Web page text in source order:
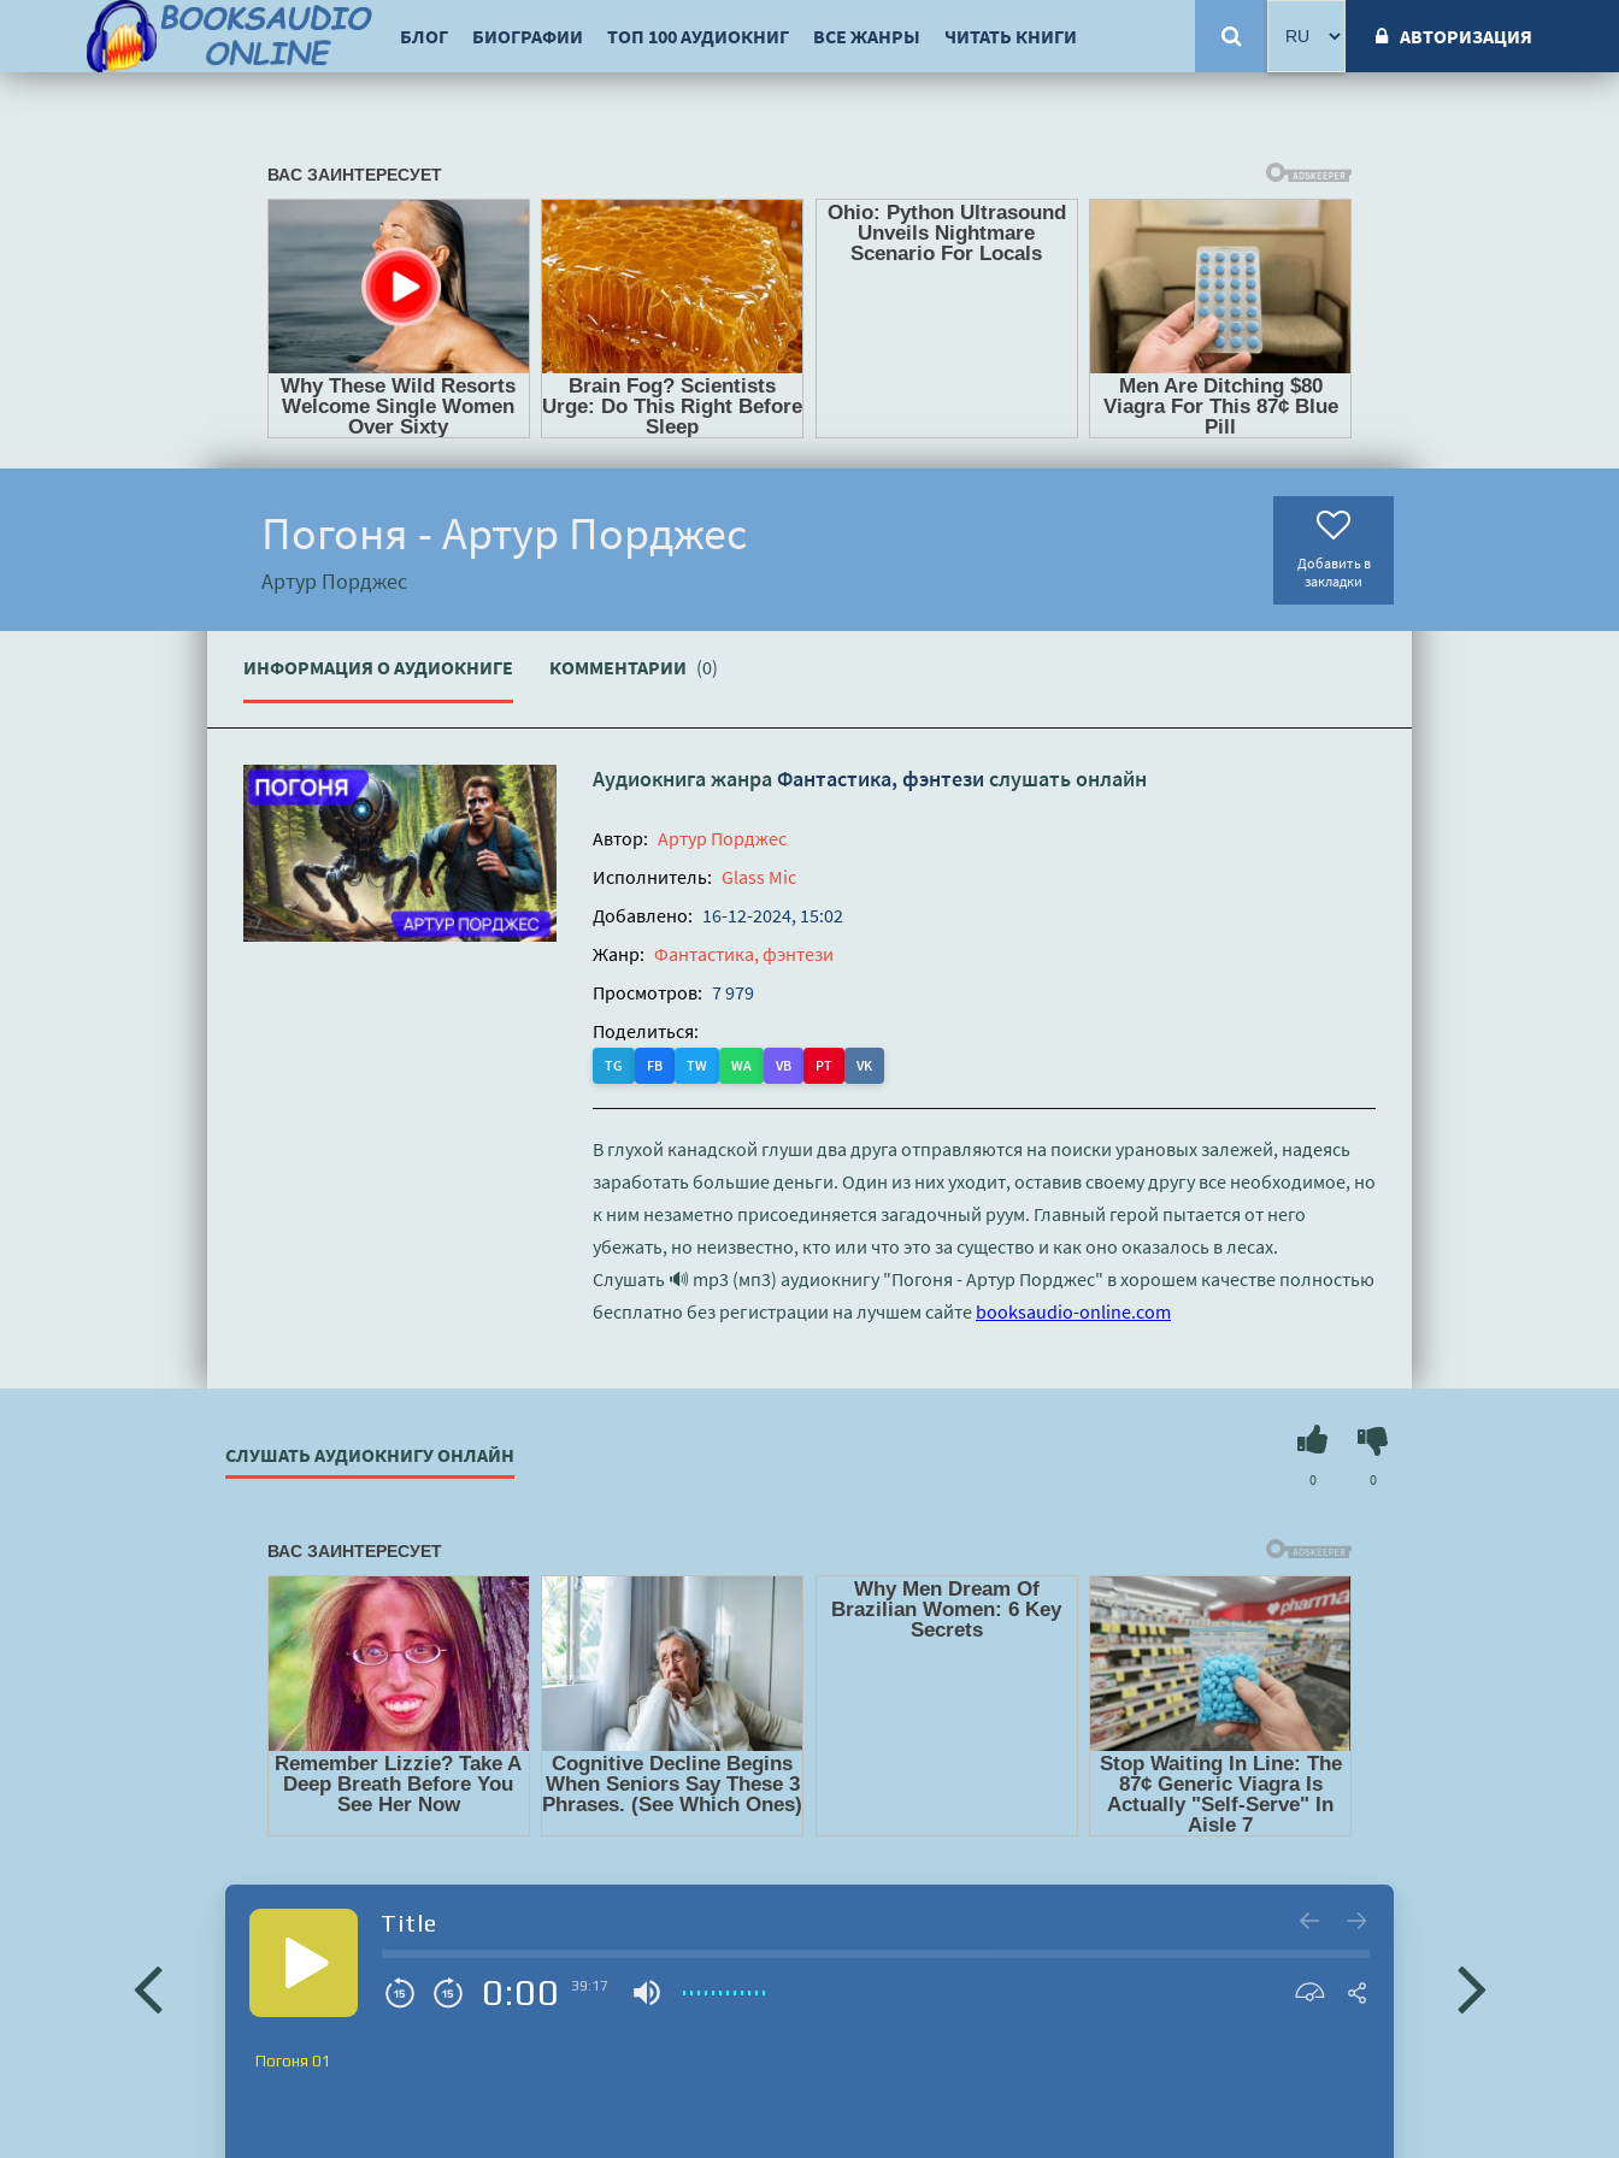
БЛОГ БИОГРАФИИ ТОП 100 АУДИОКНИГ ВСЕ ЖАНРЫ ЧИТАТЬ КНИГИ АВТОРИЗАЦИЯ
Погоня - Артур Порджес
Артур Порджес
Добавить в
закладки
ИНФОРМАЦИЯ О АУДИОКНИГЕ КОММЕНТАРИИ (0)
Аудиокнига жанра Фантастика, фэнтези слушать онлайн
Автор: Артур Порджес
Исполнитель: Glass Mic
Добавлено: 16-12-2024, 15:02
Жанр: Фантастика, фэнтези
Просмотров: 7 979
Поделиться:
TG FB TW WA VB PT VK
В глухой канадской глуши два друга отправляются на поиски урановых залежей, надеясь
заработать большие деньги. Один из них уходит, оставив своему другу все необходимое, но
к ним незаметно присоединяется загадочный руум. Главный герой пытается от него
убежать, но неизвестно, кто или что это за существо и как оно оказалось в лесах.
Слушать 🔊 mp3 (мп3) аудиокнигу "Погоня - Артур Порджес" в хорошем качестве полностью
бесплатно без регистрации на лучшем сайте booksaudio-online.com
СЛУШАТЬ АУДИОКНИГУ ОНЛАЙН
0 0
Title
0:00 39:17
Погоня 01